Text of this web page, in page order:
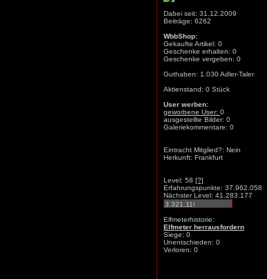
Dabei seit: 31.12.2009
Beiträge: 6262
WbbShop:
Gekaufte Artikel: 0
Geschenke erhalten: 0
Geschenke vergeben: 0
Guthaben: 1.030 Adler-Taler
Aktienstand: 0 Stück
User werben:
geworbene User: 0
ausgestellte Bilder: 0
Galeriekommentare: 0
Eintracht Mitglied?: Nein
Herkunft: Frankfurt
Level: 58 [?]
Erfahrungspunkte: 37.962.058
Nächster Level: 41.283.177
Elfmeterhistorie:
Elfmeter herrausfordern
Siege: 0
Unentschieden: 0
Verloren: 0